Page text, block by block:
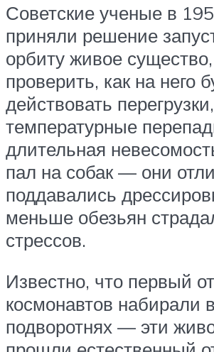
Советские ученые в
приняли решение
орбиту живое
проверить, как на него
действовать перегрузки,
температурные
длительная
пал на собак — они
поддавались
меньше обезьян
стрессов.
Известно, что первый
космонавтов набирали в
подворотнях — эти